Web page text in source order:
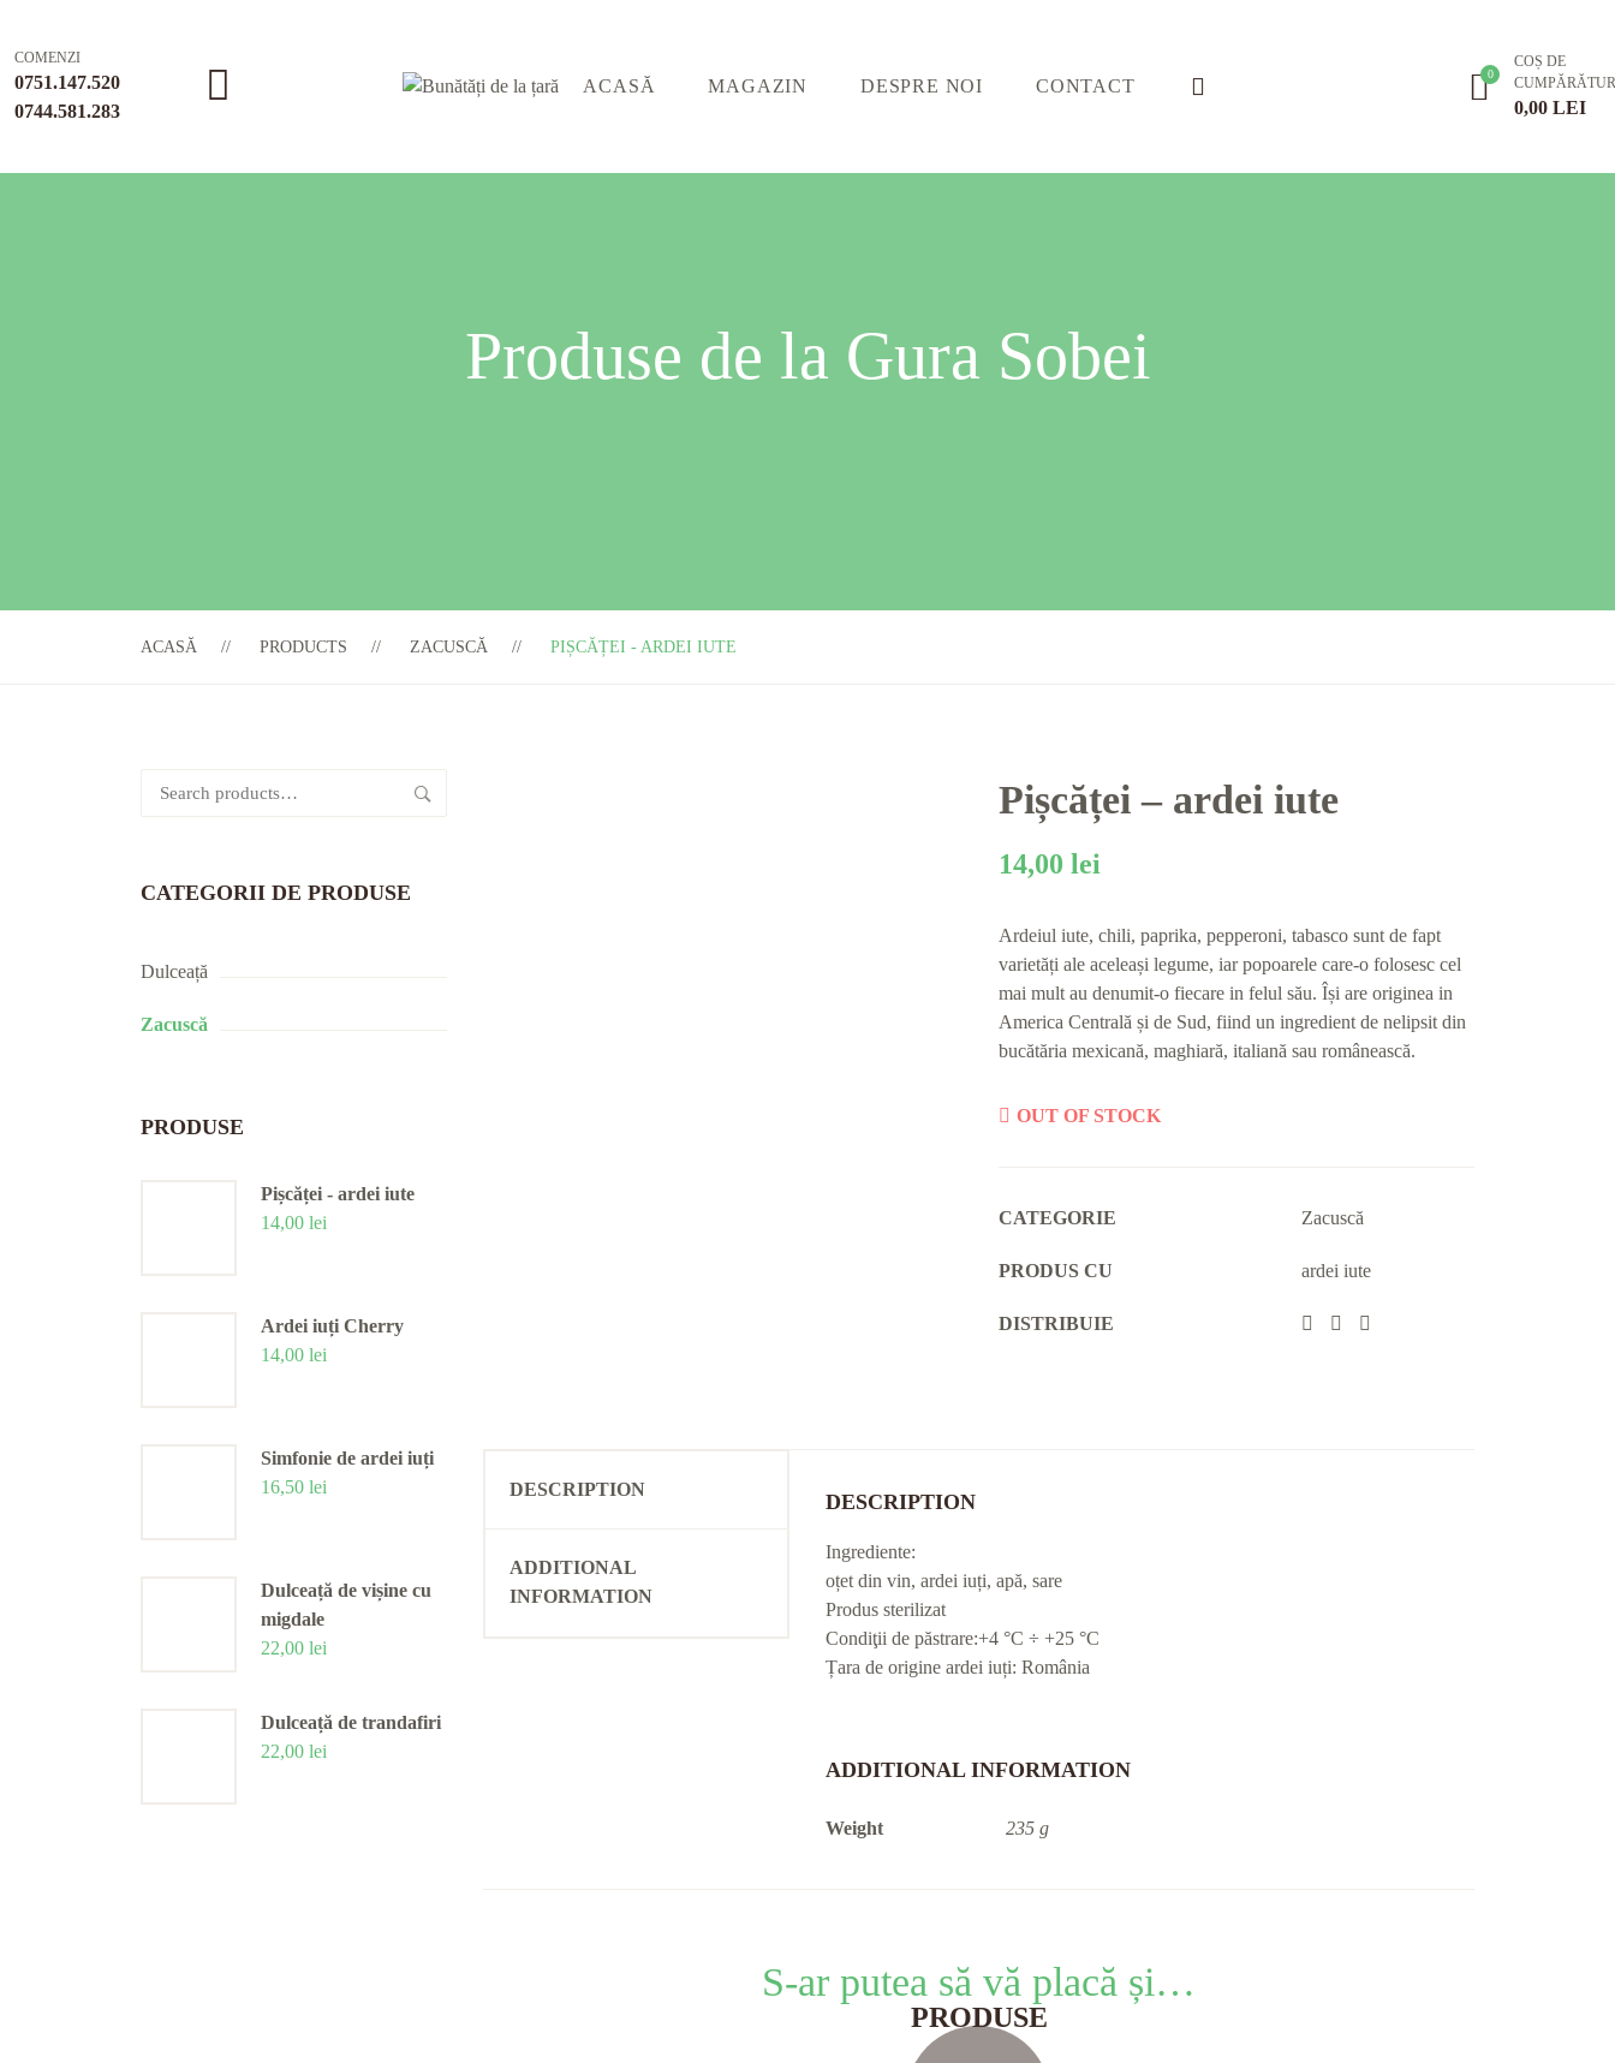
COMENZI
0751.147.520
0744.581.283
ACASĂ MAGAZIN DESPRE NOI CONTACT
COȘ DE
0,00 LEI
Produse de la Gura Sobei
ACASĂ PRODUCTS ZACUSCĂ PIȘCĂȚEI - ARDEI IUTE
CATEGORII DE PRODUSE
Dulceață
Zacuscă
PRODUSE
Pișcăței - ardei iute
14,00 lei
Ardei iuți Cherry
14,00 lei
Simfonie de ardei iuți
16,50 lei
Dulceață de vișine cu
migdale
22,00 lei
Dulceață de trandafiri
22,00 lei
Pișcăței – ardei iute
14,00 lei
Ardeiul iute, chili, paprika, pepperoni, tabasco sunt de fapt
varietăți ale aceleași legume, iar popoarele care-o folosesc cel
mai mult au denumit-o fiecare in felul său. Își are originea in
America Centrală și de Sud, fiind un ingredient de nelipsit din
bucătăria mexicană, maghiară, italiană sau românească.
OUT OF STOCK
CATEGORIE Zacuscă
PRODUS CU ardei iute
DISTRIBUIE
DESCRIPTION
ADDITIONAL
INFORMATION
DESCRIPTION
Ingrediente:
oțet din vin, ardei iuți, apă, sare
Produs sterilizat
Condiţii de păstrare:+4 °C ÷ +25 °C
Țara de origine ardei iuți: România
ADDITIONAL INFORMATION
Weight 235 g
S-ar putea să vă placă și…
PRODUSE